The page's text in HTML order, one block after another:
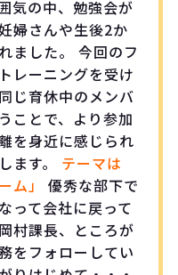
気の中、勉強会が
婦さんや生後2か
ました。 今回のフ
レーニングを受け
じ育休中のメンバ
ことで、より参加
を身近に感じられ
ます。 テーマは
ム」
優秀な部下で
って会社に戻って
村課長、ところが
をフォローしてい